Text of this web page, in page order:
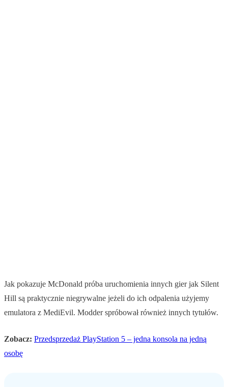
Jak pokazuje McDonald próba uruchomienia innych gier jak Silent
Hill są praktycznie niegrywalne jeżeli do ich odpalenia użyjemy
emulatora z MediEvil. Modder spróbował również innych tytułów.
Zobacz: Przedsprzedaż PlayStation 5 – jedna konsola na jedną
osobę